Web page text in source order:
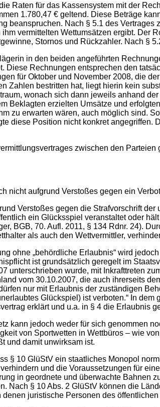
Raten für das Kassensystem mit der
1.780,47 € geltend. Diese Beträge
beanspruchen. Nach § 5.1 des
vermittelten Wettumsätzen ergibt. Der
Stornos und Rückzahler. Nach §
in den beiden angeführten
Diese Rechnungen entsprechen den
für Oktober und November 2008, die
Zahlen bestritten hat, liegt hierin kein
wonach sich dann jeweils anhand
Beklagten erzielten Umsätze und
zu erwarten wären, auch möglich sind.
diese Position nicht konkret
zwischen den
nicht aufgrund Verstoßes gegen ein
Verstoßes gegen die Strafvorschrift
ein Glücksspiel veranstaltet oder
BGB, 70. Aufl. 2011, § 134 Rdnr. 24).
als auch den Wettvermittler,
ohne „behördliche Erlaubnis“ wird
ist grundsätzlich geregelt im
unterschrieben wurde, mit Inkrafttreten
vom 30.10.2007, die auch ihrerseits
nur mit Erlaubnis der zuständigen
Glückspiel) ist verboten.“ In
erklärt und u.a. in § 4 die Erlaubnis
kann jedoch weder für sich genommen
von Sportwetten in Wettbüros – wie
und damit unwirksam ist.
§ 10 GlüStV ein staatliches Monopol
und die Voraussetzungen für
in geordnete und überwachte Bahnen
Nach § 10 Abs. 2 GlüStV können die
juristische Personen des